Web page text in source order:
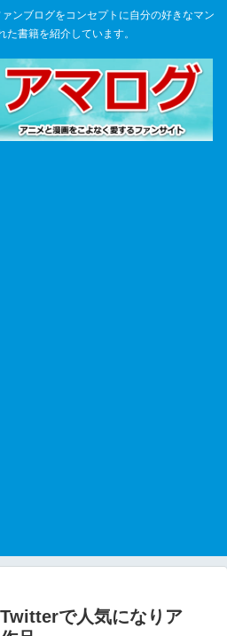
ンブログをコンセプトに自分の好きなマン
た書籍を紹介しています。
で人気になりア